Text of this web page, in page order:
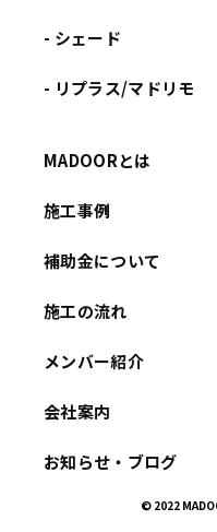
- シェード
- リプラス/マドリモ
MADOORとは
施工事例
補助金について
施工の流れ
メンバー紹介
会社案内
お知らせ・ブログ
© 2022